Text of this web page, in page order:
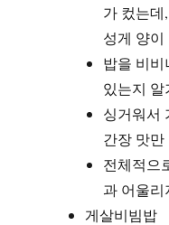
가 컸는
성게 양
밥을 비비
있는지 알
싱거워서
간장 맛만
전체적으
과 어울
게살비빔밥